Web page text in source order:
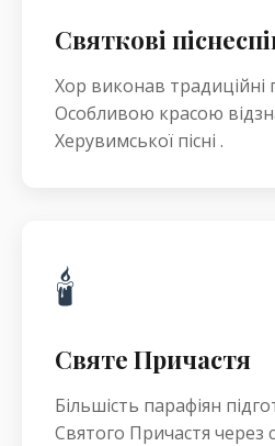
Святкові
Хор виконав традиційні
Особливою красою
Херувимської пісні .
🕯️
Святе Причастя
Більшість парафіян
Святого Причастя через